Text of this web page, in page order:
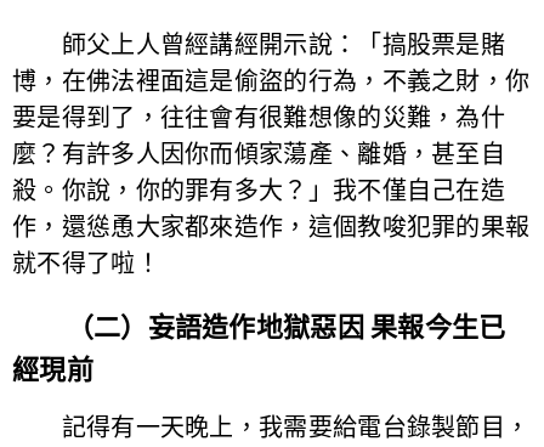
師父上人曾經講經開示說：「搞股票是賭
博，在佛法裡面這是偷盜的行為，不義之財，你
要是得到了，往往會有很難想像的災難，為什
麼？有許多人因你而傾家蕩產、離婚，甚至自
殺。你說，你的罪有多大？」我不僅自己在造
作，還慫恿大家都來造作，這個教唆犯罪的果報
就不得了啦！
（二）妄語造作地獄惡因 果報今生已
經現前
記得有一天晚上，我需要給電台錄製節目，